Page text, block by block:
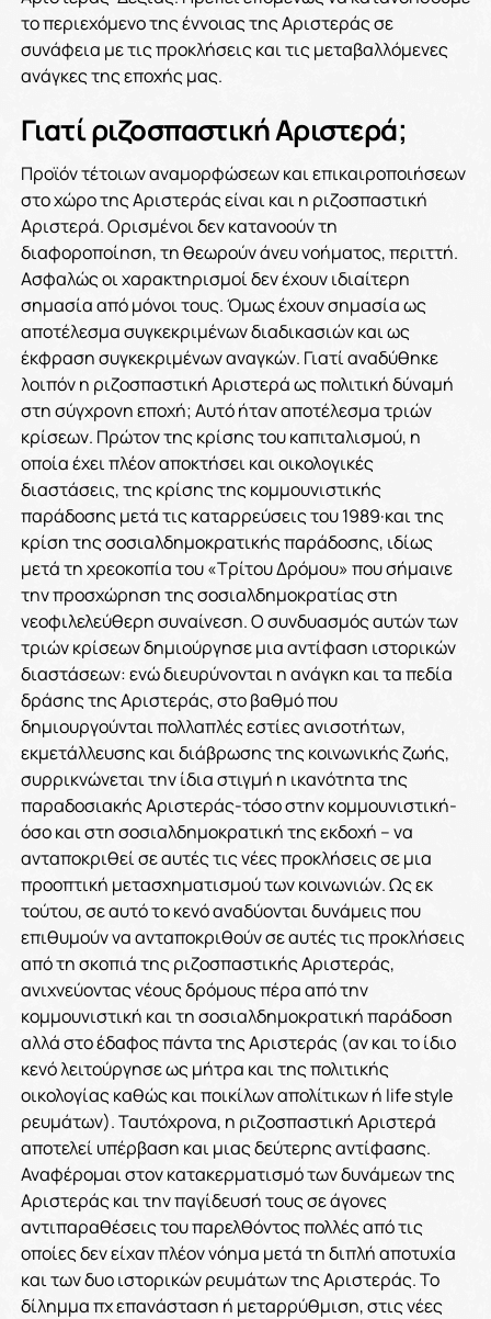
το περιεχόμενο της έννοιας της Αριστεράς σε
συνάφεια με τις προκλήσεις και τις μεταβαλλόμενες
ανάγκες της εποχής μας.
Γιατί ριζοσπαστική Αριστερά;
Προϊόν τέτοιων αναμορφώσεων και επικαιροποιήσεων
στο χώρο της Αριστεράς είναι και η ριζοσπαστική
Αριστερά. Ορισμένοι δεν κατανοούν τη
διαφοροποίηση, τη θεωρούν άνευ νοήματος, περιττή.
Ασφαλώς οι χαρακτηρισμοί δεν έχουν ιδιαίτερη
σημασία από μόνοι τους. Όμως έχουν σημασία ως
αποτέλεσμα συγκεκριμένων διαδικασιών και ως
έκφραση συγκεκριμένων αναγκών. Γιατί αναδύθηκε
λοιπόν η ριζοσπαστική Αριστερά ως πολιτική δύναμή
στη σύγχρονη εποχή; Αυτό ήταν αποτέλεσμα τριών
κρίσεων. Πρώτον της κρίσης του καπιταλισμού, η
οποία έχει πλέον αποκτήσει και οικολογικές
διαστάσεις, της κρίσης της κομμουνιστικής
παράδοσης μετά τις καταρρεύσεις του 1989·και της
κρίση της σοσιαλδημοκρατικής παράδοσης, ιδίως
μετά τη χρεοκοπία του «Τρίτου Δρόμου» που σήμαινε
την προσχώρηση της σοσιαλδημοκρατίας στη
νεοφιλελεύθερη συναίνεση. Ο συνδυασμός αυτών των
τριών κρίσεων δημιούργησε μια αντίφαση ιστορικών
διαστάσεων: ενώ διευρύνονται η ανάγκη και τα πεδία
δράσης της Αριστεράς, στο βαθμό που
δημιουργούνται πολλαπλές εστίες ανισοτήτων,
εκμετάλλευσης και διάβρωσης της κοινωνικής ζωής,
συρρικνώνεται την ίδια στιγμή η ικανότητα της
παραδοσιακής Αριστεράς-τόσο στην κομμουνιστική-
όσο και στη σοσιαλδημοκρατική της εκδοχή – να
ανταποκριθεί σε αυτές τις νέες προκλήσεις σε μια
προοπτική μετασχηματισμού των κοινωνιών. Ως εκ
τούτου, σε αυτό το κενό αναδύονται δυνάμεις που
επιθυμούν να ανταποκριθούν σε αυτές τις προκλήσεις
από τη σκοπιά της ριζοσπαστικής Αριστεράς,
ανιχνεύοντας νέους δρόμους πέρα από την
κομμουνιστική και τη σοσιαλδημοκρατική παράδοση
αλλά στο έδαφος πάντα της Αριστεράς (αν και το ίδιο
κενό λειτούργησε ως μήτρα και της πολιτικής
οικολογίας καθώς και ποικίλων απολίτικων ή life style
ρευμάτων). Ταυτόχρονα, η ριζοσπαστική Αριστερά
αποτελεί υπέρβαση και μιας δεύτερης αντίφασης.
Αναφέρομαι στον κατακερματισμό των δυνάμεων της
Αριστεράς και την παγίδευσή τους σε άγονες
αντιπαραθέσεις του παρελθόντος πολλές από τις
οποίες δεν είχαν πλέον νόημα μετά τη διπλή αποτυχία
και των δυο ιστορικών ρευμάτων της Αριστεράς. Το
δίλημμα πχ επανάσταση ή μεταρρύθμιση, στις νέες